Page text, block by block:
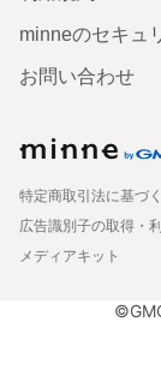
minneのセキュ
お問い合わせ
特定商取引法に基づ
広告識別子の取得・
メディアキット